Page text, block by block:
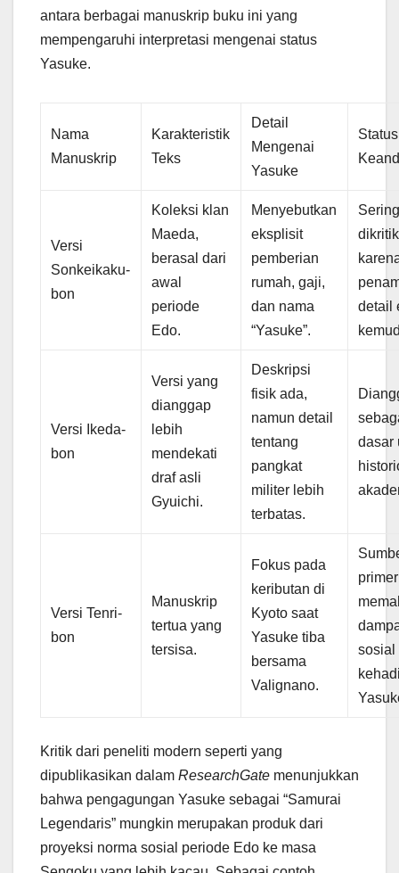
antara berbagai manuskrip buku ini yang
mempengaruhi interpretasi mengenai status
Yasuke.
Nama
Manuskrip
Karakteristik
Teks
Detail
Mengenai
Yasuke
Status
Versi
Sonkeikaku-
bon
Koleksi klan
Maeda,
berasal dari
awal
periode
Edo.
Menyebutkan
eksplisit
pemberian
rumah, gaji,
dan nama
“Yasuke”.
dikritik
detail
Versi Ikeda-
bon
Versi yang
dianggap
lebih
mendekati
draf asli
Gyuichi.
Deskripsi
fisik ada,
namun detail
tentang
pangkat
militer lebih
terbatas.
dasar
Versi Tenri-
bon
Manuskrip
tertua yang
tersisa.
Fokus pada
keributan di
Kyoto saat
Yasuke tiba
bersama
Valignano.
sosial
Kritik dari peneliti modern seperti yang
dipublikasikan dalam ResearchGate menunjukkan
bahwa pengagungan Yasuke sebagai “Samurai
Legendaris” mungkin merupakan produk dari
proyeksi norma sosial periode Edo ke masa